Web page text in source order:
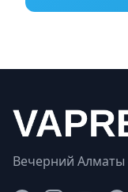
Вечерний Алматы